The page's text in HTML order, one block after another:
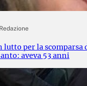
Redazione
lutto per la scomparsa
aveva 53 anni